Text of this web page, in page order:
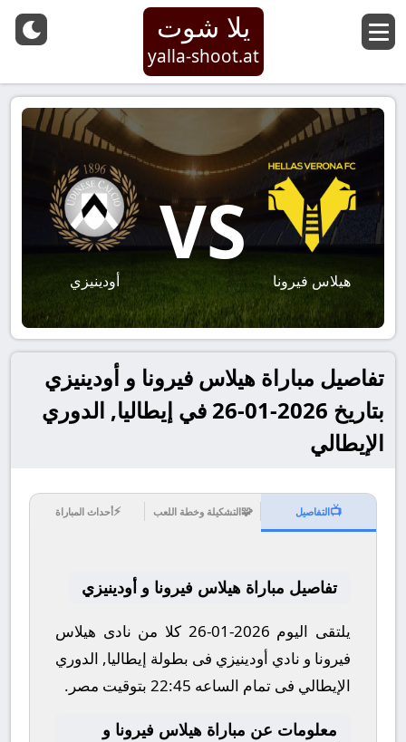
يلا شوت
yalla-shoot.at
هيلاس فيرونا
VS
أودينيزي
تفاصيل مباراة هيلاس فيرونا و أودينيزي
بتاريخ 2026-01-26 في إيطاليا, الدوري
الإيطالي
📺التفاصيل 🧩التشكيلة وخطة اللعب ⚡أحداث المباراة
تفاصيل مباراة هيلاس فيرونا و أودينيزي
يلتقى اليوم 2026-01-26 كلا من نادى هيلاس
فيرونا و نادي أودينيزي فى بطولة إيطاليا, الدوري
الإيطالي فى تمام الساعه 22:45 بتوقيت مصر.
معلومات عن مباراة هيلاس فيرونا و